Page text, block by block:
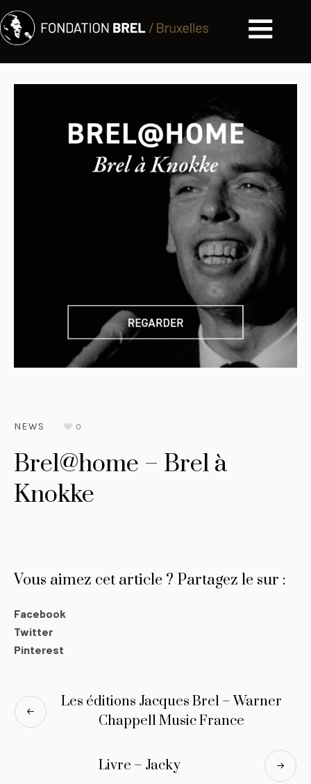
NEWS 0
Brel@home – Brel à
Knokke
Vous aimez cet article ? Partagez le sur :
Facebook
Twitter
Pinterest
Les éditions Jacques Brel – Warner
Chappell Music France
Livre – Jacky